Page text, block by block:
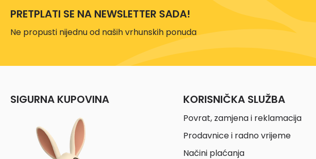
PRETPLATI SE NA NEWSLETTER SADA!
Ne propusti nijednu od naših vrhunskih ponuda
SIGURNA KUPOVINA KORISNIČKA SLUŽBA
Povrat, zamjena i reklamacija
Prodavnice i radno vrijeme
Načini plaćanja